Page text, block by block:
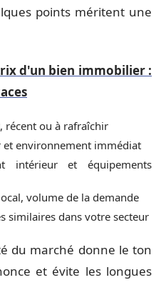
points méritent une
d'un bien immobilier :
récent ou à rafraîchir
et environnement immédiat
intérieur et équipements
volume de la demande
similaires dans votre secteur
du marché donne le ton
et évite les longues